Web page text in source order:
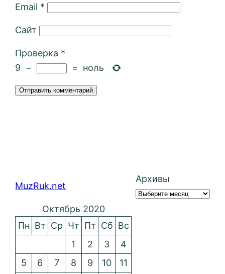
Email *
Сайт
Проверка *
9 − = ноль
MuzRuk.net
Архивы
Октябрь 2020
Пн Вт Ср Чт Пт Сб Вс
1
2 3
4
5
6 7 8 9 10 11